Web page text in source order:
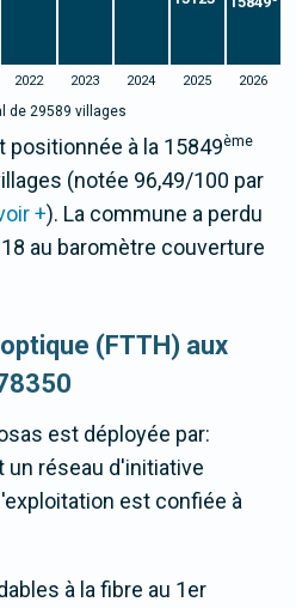
2022 2023 2024 2025 2026
de 29589 villages
à la 15849ème
(notée 96,49/100 par
+). La commune a perdu
au baromètre couverture
(FTTH) aux
est déployée par:
un réseau d'initiative
est confiée à
à la fibre au 1er